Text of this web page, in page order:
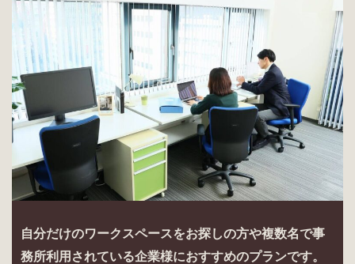
自分だけのワークスペースをお探しの方や複数名で事
務所利用されている企業様におすすめのプランです。